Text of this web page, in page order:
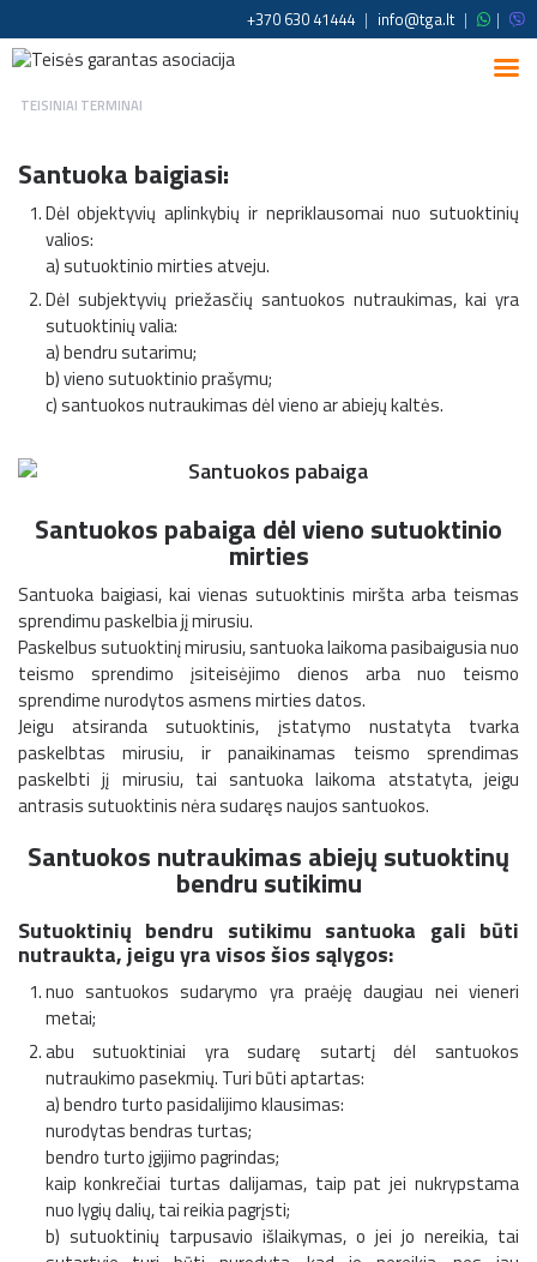
+370 630 41444 | info@tga.lt | |
TEISINIAI TERMINAI
Santuoka baigiasi:
Dėl objektyvių aplinkybių ir nepriklausomai nuo sutuoktinių
valios:
a) sutuoktinio mirties atveju.
Dėl subjektyvių priežasčių santuokos nutraukimas, kai yra
sutuoktinių valia:
a) bendru sutarimu;
b) vieno sutuoktinio prašymu;
c) santuokos nutraukimas dėl vieno ar abiejų kaltės.
Santuokos pabaiga dėl vieno sutuoktinio
mirties
Santuoka baigiasi, kai vienas sutuoktinis miršta arba teismas
sprendimu paskelbia jį mirusiu.
Paskelbus sutuoktinį mirusiu, santuoka laikoma pasibaigusia nuo
teismo sprendimo įsiteisėjimo dienos arba nuo teismo
sprendime nurodytos asmens mirties datos.
Jeigu atsiranda sutuoktinis, įstatymo nustatyta tvarka
paskelbtas mirusiu, ir panaikinamas teismo sprendimas
paskelbti jį mirusiu, tai santuoka laikoma atstatyta, jeigu
antrasis sutuoktinis nėra sudaręs naujos santuokos.
Santuokos nutraukimas abiejų sutuoktinų
bendru sutikimu
Sutuoktinių bendru sutikimu santuoka gali būti
nutraukta, jeigu yra visos šios sąlygos:
nuo santuokos sudarymo yra praėję daugiau nei vieneri
metai;
abu sutuoktiniai yra sudarę sutartį dėl santuokos
nutraukimo pasekmių. Turi būti aptartas:
a) bendro turto pasidalijimo klausimas:
nurodytas bendras turtas;
bendro turto įgijimo pagrindas;
kaip konkrečiai turtas dalijamas, taip pat jei nukrypstama
nuo lygių dalių, tai reikia pagrįsti;
b) sutuoktinių tarpusavio išlaikymas, o jei jo nereikia, tai